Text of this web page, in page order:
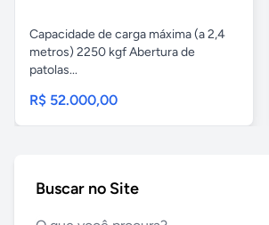
Capacidade de carga máxima (a 2,4
metros) 2250 kgf Abertura de
patolas...
R$ 52.000,00
Buscar no Site